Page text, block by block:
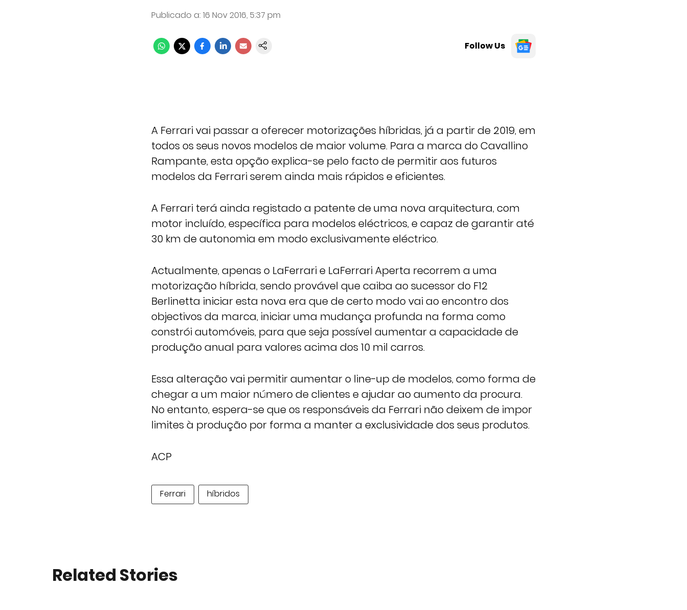
Publicado a: 16 Nov 2016, 5:37 pm
Follow Us
A Ferrari vai passar a oferecer motorizações híbridas, já a partir de 2019, em
todos os seus novos modelos de maior volume. Para a marca do Cavallino
Rampante, esta opção explica-se pelo facto de permitir aos futuros
modelos da Ferrari serem ainda mais rápidos e eficientes.
A Ferrari terá ainda registado a patente de uma nova arquitectura, com
motor incluído, específica para modelos eléctricos, e capaz de garantir até
30 km de autonomia em modo exclusivamente eléctrico.
Actualmente, apenas o LaFerrari e LaFerrari Aperta recorrem a uma
motorização híbrida, sendo provável que caiba ao sucessor do F12
Berlinetta iniciar esta nova era que de certo modo vai ao encontro dos
objectivos da marca, iniciar uma mudança profunda na forma como
constrói automóveis, para que seja possível aumentar a capacidade de
produção anual para valores acima dos 10 mil carros.
Essa alteração vai permitir aumentar o line-up de modelos, como forma de
chegar a um maior número de clientes e ajudar ao aumento da procura.
No entanto, espera-se que os responsáveis da Ferrari não deixem de impor
limites à produção por forma a manter a exclusividade dos seus produtos.
ACP
Ferrari híbridos
Related Stories